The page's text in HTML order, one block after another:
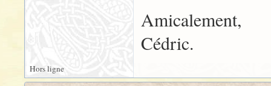
Amicalement,
Cédric.
Hors ligne